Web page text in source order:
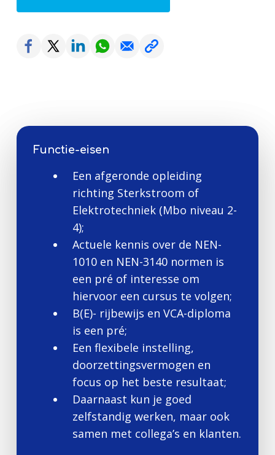
Functie-eisen
Een afgeronde opleiding
richting Sterkstroom of
Elektrotechniek (Mbo niveau 2-
4);
Actuele kennis over de NEN-
1010 en NEN-3140 normen is
een pré of interesse om
hiervoor een cursus te volgen;
B(E)- rijbewijs en VCA-diploma
is een pré;
Een flexibele instelling,
doorzettingsvermogen en
focus op het beste resultaat;
Daarnaast kun je goed
zelfstandig werken, maar ook
samen met collega’s en klanten.